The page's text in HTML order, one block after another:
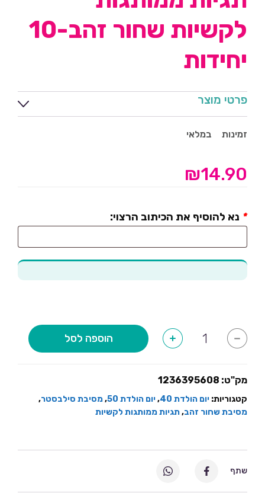
לקשיות שחור זהב-10
יחידות
פרטי מוצר
זמינות במלאי
₪14.90
נא להוסיף את הכיתוב הרצוי: *
-
של
שחור
יחידות
+ הוספה לסל
מק"ט: 1236395608
קטגוריות: יום הולדת 40 ,יום הולדת 50 ,מסיבת סילבסטר,
מסיבת שחור זהב,תגיות ממותגות לקשיות
שתף